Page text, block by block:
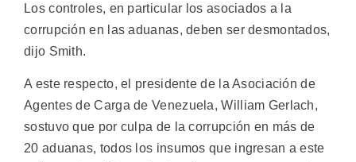
Los controles, en particular los asociados a la
corrupción en las aduanas, deben ser desmontados,
dijo Smith.
A este respecto, el presidente de la Asociación de
Agentes de Carga de Venezuela, William Gerlach,
sostuvo que por culpa de la corrupción en más de
20 aduanas, todos los insumos que ingresan a este